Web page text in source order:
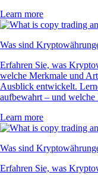
Learn more
Was sind
Erfahren Sie, was
welche Merkmale und
Ausblick entwickelt.
aufbewahrt – und welche
Learn more
Was sind
Erfahren Sie, was